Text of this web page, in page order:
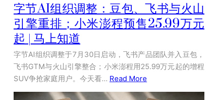
字节AI组织调整：豆包、飞书与火山
引擎重排；小米澎程预售25.99万元
起 | 马上知道
字节AI组织调整于7月30日启动，飞书产品团队并入豆包，
飞书GTM与火山引擎整合；小米澎程用25.99万元起的增程
SUV争抢家庭用户。今天看… Read More